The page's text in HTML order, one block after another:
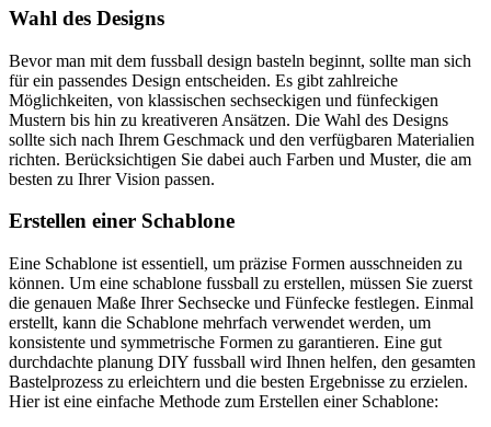
Wahl des Designs
Bevor man mit dem fussball design basteln beginnt, sollte man sich
für ein passendes Design entscheiden. Es gibt zahlreiche
Möglichkeiten, von klassischen sechseckigen und fünfeckigen
Mustern bis hin zu kreativeren Ansätzen. Die Wahl des Designs
sollte sich nach Ihrem Geschmack und den verfügbaren Materialien
richten. Berücksichtigen Sie dabei auch Farben und Muster, die am
besten zu Ihrer Vision passen.
Erstellen einer Schablone
Eine Schablone ist essentiell, um präzise Formen ausschneiden zu
können. Um eine schablone fussball zu erstellen, müssen Sie zuerst
die genauen Maße Ihrer Sechsecke und Fünfecke festlegen. Einmal
erstellt, kann die Schablone mehrfach verwendet werden, um
konsistente und symmetrische Formen zu garantieren. Eine gut
durchdachte planung DIY fussball wird Ihnen helfen, den gesamten
Bastelprozess zu erleichtern und die besten Ergebnisse zu erzielen.
Hier ist eine einfache Methode zum Erstellen einer Schablone: